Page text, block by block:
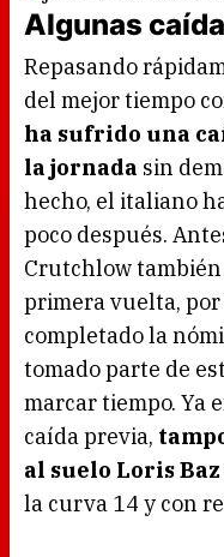
Algunas
Repasando
del mejor tiempo
ha sufrido una
la jornada sin
hecho, el italiano
poco después.
Crutchlow también
primera vuelta,
completado la
tomado parte de
marcar tiempo. Ya
caída previa,
al suelo Loris
la curva 14 y con